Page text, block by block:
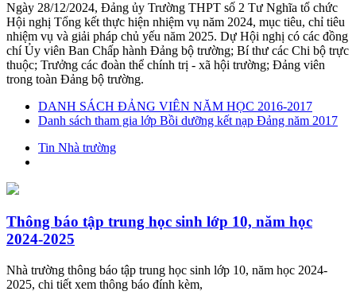
Ngày 28/12/2024, Đảng ủy Trường THPT số 2 Tư Nghĩa tổ chức
Hội nghị Tổng kết thực hiện nhiệm vụ năm 2024, mục tiêu, chỉ tiêu
nhiệm vụ và giải pháp chủ yếu năm 2025. Dự Hội nghị có các đồng
chí Ủy viên Ban Chấp hành Đảng bộ trường; Bí thư các Chi bộ trực
thuộc; Trưởng các đoàn thể chính trị - xã hội trường; Đảng viên
trong toàn Đảng bộ trường.
DANH SÁCH ĐẢNG VIÊN NĂM HỌC 2016-2017
Danh sách tham gia lớp Bồi dưỡng kết nạp Đảng năm 2017
Tin Nhà trường
Thông báo tập trung học sinh lớp 10, năm học
2024-2025
Nhà trường thông báo tập trung học sinh lớp 10, năm học 2024-
2025, chi tiết xem thông báo đính kèm,